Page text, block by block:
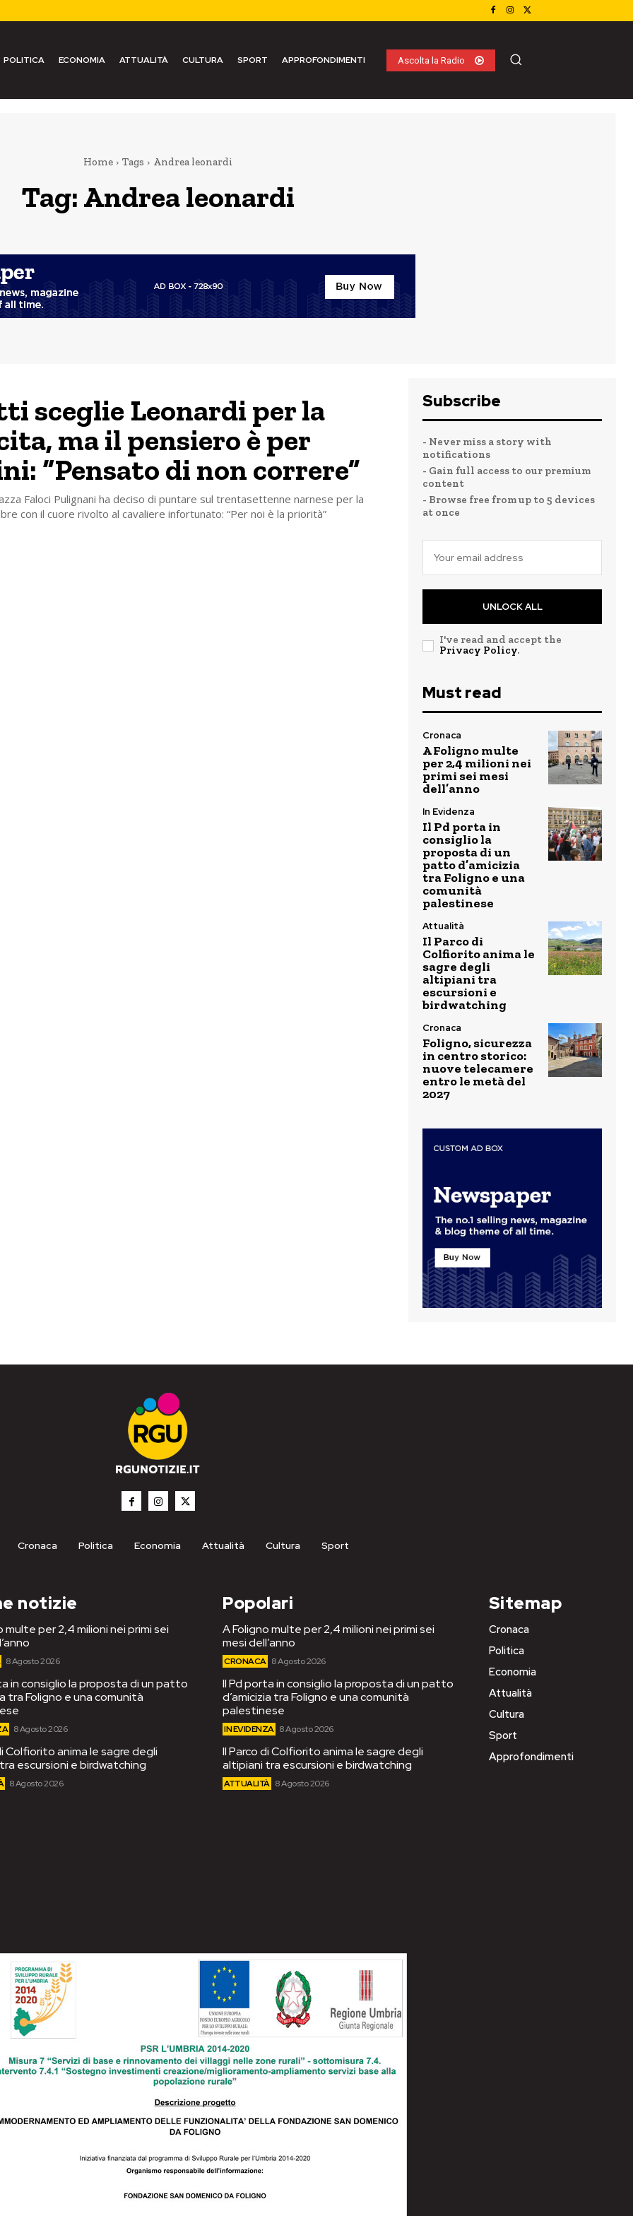
POLITICA ECONOMIA ATTUALITÀ CULTURA SPORT APPROFONDIMENTI Ascolta la Radio
Home Tags Andrea leonardi
Tag:Andrea leonardi
sceglie Leonardi per la
ma il pensiero è per
“Pensato di non correre”
Faloci Pulignani ha deciso di puntare sul trentasettenne narnese per la
con il cuore rivolto al cavaliere infortunato: “Per noi è la priorità”
Subscribe
- Never miss a story with
notifications
- Gain full access to our premium
content
- Browse free from up to 5 devices
at once
UNLOCK ALL
I've read and accept the
Privacy Policy.
Must read
Cronaca
A Foligno multe
per 2,4 milioni nei
primi sei mesi
dell’anno
In Evidenza
Il Pd porta in
consiglio la
proposta di un
patto d’amicizia
tra Foligno e una
comunità
palestinese
Attualità
Il Parco di
Colfiorito anima le
sagre degli
altipiani tra
escursioni e
birdwatching
Cronaca
Foligno, sicurezza
in centro storico:
nuove telecamere
entro le metà del
2027
Cronaca Politica Economia Attualità Cultura Sport
notizie
multe per 2,4 milioni nei primi sei
8 Agosto 2026
in consiglio la proposta di un patto
tra Foligno e una comunità
8 Agosto 2026
Colfiorito anima le sagre degli
escursioni e birdwatching
8 Agosto 2026
Popolari
A Foligno multe per 2,4 milioni nei primi sei
mesi dell’anno
CRONACA 8 Agosto 2026
Il Pd porta in consiglio la proposta di un patto
d’amicizia tra Foligno e una comunità
palestinese
IN EVIDENZA 8 Agosto 2026
Il Parco di Colfiorito anima le sagre degli
altipiani tra escursioni e birdwatching
ATTUALITÀ 8 Agosto 2026
Sitemap
Cronaca
Politica
Economia
Attualità
Cultura
Sport
Approfondimenti